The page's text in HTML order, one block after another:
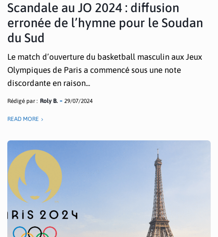
Scandale au JO 2024 : diffusion
erronée de l’hymne pour le Soudan
du Sud
Le match d’ouverture du basketball masculin aux Jeux
Olympiques de Paris a commencé sous une note
discordante en raison...
Rédigé par : Roly B. 29/07/2024
READ MORE